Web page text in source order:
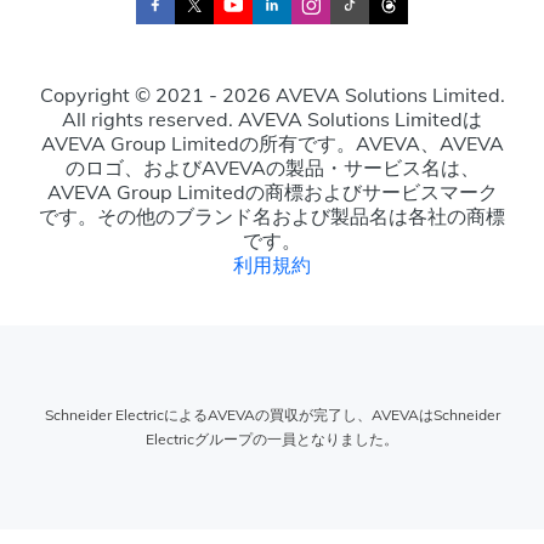
Copyright © 2021 - 2026 AVEVA Solutions Limited.
All rights reserved. AVEVA Solutions Limitedは
AVEVA Group Limitedの所有です。AVEVA、AVEVA
のロゴ、およびAVEVAの製品・サービス名は、
AVEVA Group Limitedの商標およびサービスマーク
です。その他のブランド名および製品名は各社の商標
です。
利用規約
Schneider ElectricによるAVEVAの買収が完了し、AVEVAはSchneider
Electricグループの一員となりました。